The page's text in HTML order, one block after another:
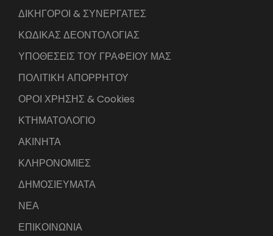
ΔΙΚΗΓΟΡΟΙ & ΣΥΝΕΡΓΑΤΕΣ
ΚΩΔΙΚΑΣ ΔΕΟΝΤΟΛΟΓΙΑΣ
ΥΠΟΘΕΣΕΙΣ ΤΟΥ ΓΡΑΦΕΙΟΥ ΜΑΣ
ΠΟΛΙΤΙΚΗ ΑΠΟΡΡΗΤΟΥ
ΟΡΟΙ ΧΡΗΣΗΣ & Cookies
ΚΤΗΜΑΤΟΛΟΓΙΟ
ΑΚΙΝΗΤΑ
ΚΛΗΡΟΝΟΜΙΕΣ
ΔΗΜΟΣΙΕΥΜΑΤΑ
ΝΕΑ
ΕΠΙΚΟΙΝΩΝΙΑ